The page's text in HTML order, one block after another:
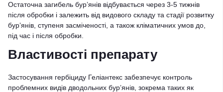
Остаточна загибель бур’янів відбувається через 3-5 тижнів
після обробки і залежить від видового складу та стадії розвитку
бур’янів, ступеня засміченості, а також кліматичних умов до,
під час і після обробки.
Властивості препарату
Застосування гербіциду Геліантекс забезпечує контроль
проблемних видів дводольних бур’янів, зокрема таких як